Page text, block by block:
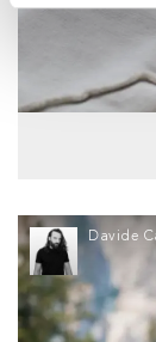
Davide